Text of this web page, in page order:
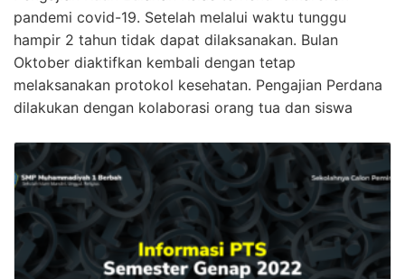
pandemi covid-19. Setelah melalui waktu tunggu
hampir 2 tahun tidak dapat dilaksanakan. Bulan
Oktober diaktifkan kembali dengan tetap
melaksanakan protokol kesehatan. Pengajian Perdana
dilakukan dengan kolaborasi orang tua dan siswa